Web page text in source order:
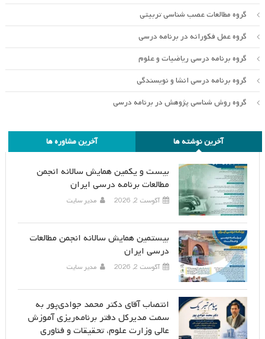
گروه مطالعات عصب شناسی تربیتی
گروه عمل فکورانه در برنامه درسی
گروه برنامه درسی ریاضیات و علوم
گروه برنامه درسی انشا و نویسندگی
گروه روش شناسی پژوهش در برنامه درسی
آخرین نوشته ها آخرین مشاوره ها
بیست و یکمین همایش سالانه انجمن
مطالعات برنامه درسی ایران
آگوست 2, 2026 مدیر سایت
بیستمین همایش سالانه انجمن مطالعات
درسی ایران
آگوست 2, 2026 مدیر سایت
انتصاب آقای دکتر محمد جوادی‌پور به
سمت مدیرکل دفتر برنامه‌ریزی آموزش
عالی وزارت علوم، تحقیقات و فناوری